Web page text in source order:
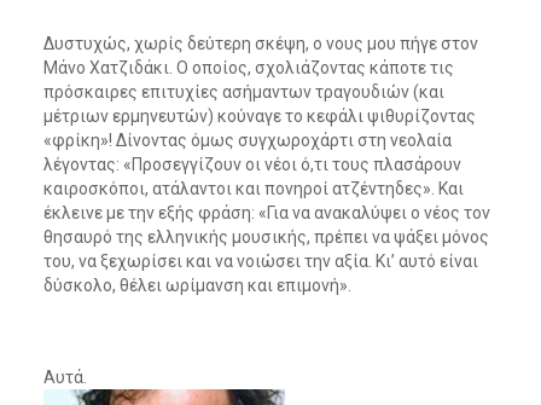
Δυστυχώς, χωρίς δεύτερη σκέψη, ο νους μου πήγε στον
Μάνο Χατζιδάκι. Ο οποίος, σχολιάζοντας κάποτε τις
πρόσκαιρες επιτυχίες ασήμαντων τραγουδιών (και
μέτριων ερμηνευτών) κούναγε το κεφάλι ψιθυρίζοντας
«φρίκη»! Δίνοντας όμως συγχωροχάρτι στη νεολαία
λέγοντας: «Προσεγγίζουν οι νέοι ό,τι τους πλασάρουν
καιροσκόποι, ατάλαντοι και πονηροί ατζέντηδες» . Και
έκλεινε με την εξής φράση: «Για να ανακαλύψει ο νέος τον
θησαυρό της ελληνικής μουσικής, πρέπει να ψάξει μόνος
του, να ξεχωρίσει και να νοιώσει την αξία. Κι’ αυτό είναι
δύσκολο, θέλει ωρίμανση και επιμονή»
Αυτά.